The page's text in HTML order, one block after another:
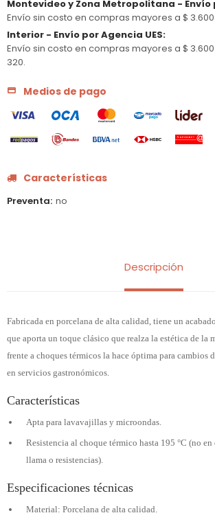
Montevideo y Zona Metropolitana - Envío
Envío sin costo en compras mayores a $ 3.600
Interior - Envío por Agencia UES:
Envío sin costo en compras mayores a $ 3.600
320.
Medios de pago
Características
Preventa no
Descripción
Fabricada en porcelana de alta calidad, tiene un
que aporta un toque clásico que realza la estética de la
frente a choques térmicos la hace óptima para cambios
en servicios gastronómicos.
Características
Apta para lavavajillas y microondas.
Resistencia al choque térmico hasta 195 °C (no
llama o resistencias).
Especificaciones técnicas
Material: Porcelana de alta calidad.